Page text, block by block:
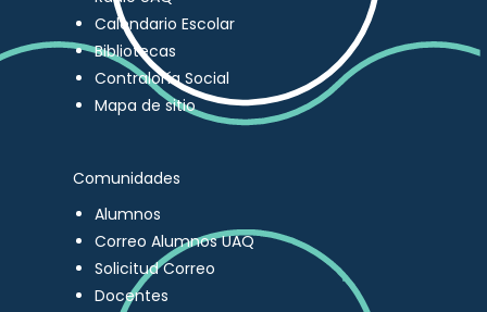
Calendario Escolar
Bibliotecas
Contraloría Social
Mapa de sitio
Comunidades
Alumnos
Correo Alumnos UAQ
Solicitud Correo
Docentes